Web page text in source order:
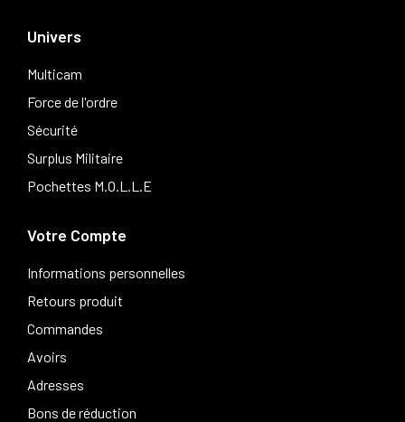
Univers
Multicam
Force de l'ordre
Sécurité
Surplus Militaire
Pochettes M.O.L.L.E
Votre Compte
Informations personnelles
Retours produit
Commandes
Avoirs
Adresses
Bons de réduction